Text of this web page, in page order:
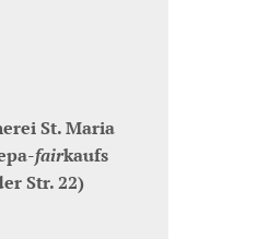
St. Maria
fairkaufs
Str. 22)